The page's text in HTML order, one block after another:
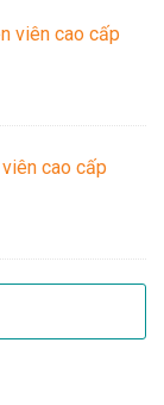
viên cao cấp
cao cấp